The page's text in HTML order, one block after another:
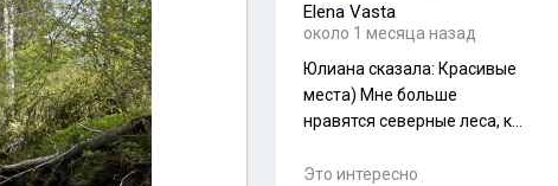
производителя. Новинка
получила двухслойную
конструкцию с отдельным
внешним тентом и сетчатой
внутренней палаткой, а ее
комплектации составляет
Elena Vasta
около 1 месяца назад
Юлиана сказалa: Красивые
места) Мне больше
нравятся северные леса, как
южной тайги
Это интересно